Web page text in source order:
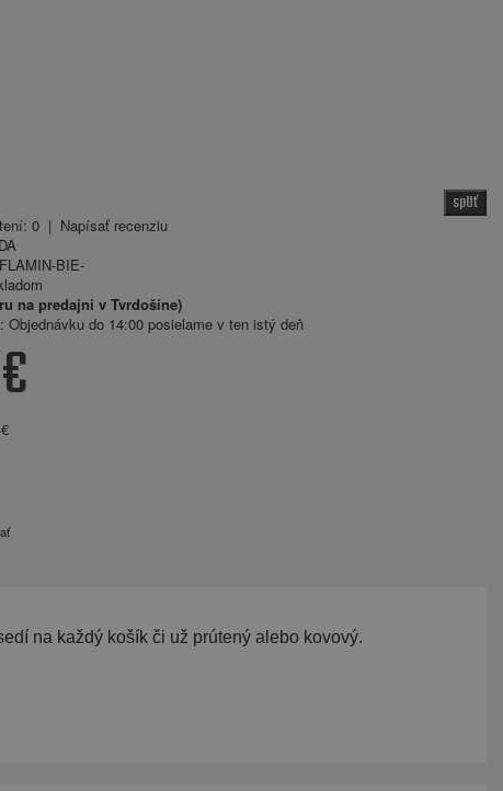
späť
0 | Napísať recenziu
FLAMIN-BIE-
na predajni v Tvrdošíne)
Objednávku do 14:00 posielame v ten istý deň
na každý košík či už prútený alebo kovový.